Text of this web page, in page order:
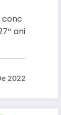
conc
ani
2022